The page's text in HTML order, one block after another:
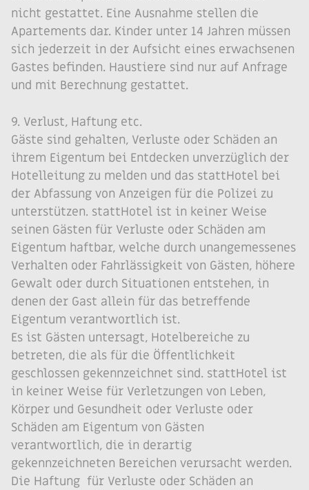
nicht gestattet. Eine Ausnahme stellen die
Apartements dar. Kinder unter 14 Jahren müssen
sich jederzeit in der Aufsicht eines erwachsenen
Gastes befinden. Haustiere sind nur auf Anfrage
und mit Berechnung gestattet.
9. Verlust, Haftung etc.
Gäste sind gehalten, Verluste oder Schäden an
ihrem Eigentum bei Entdecken unverzüglich der
Hotelleitung zu melden und das stattHotel bei
der Abfassung von Anzeigen für die Polizei zu
unterstützen. stattHotel ist in keiner Weise
seinen Gästen für Verluste oder Schäden am
Eigentum haftbar, welche durch unangemessenes
Verhalten oder Fahrlässigkeit von Gästen, höhere
Gewalt oder durch Situationen entstehen, in
denen der Gast allein für das betreffende
Eigentum verantwortlich ist.
Es ist Gästen untersagt, Hotelbereiche zu
betreten, die als für die Öffentlichkeit
geschlossen gekennzeichnet sind. stattHotel ist
in keiner Weise für Verletzungen von Leben,
Körper und Gesundheit oder Verluste oder
Schäden am Eigentum von Gästen
verantwortlich, die in derartig
gekennzeichneten Bereichen verursacht werden.
Die Haftung für Verluste oder Schäden an